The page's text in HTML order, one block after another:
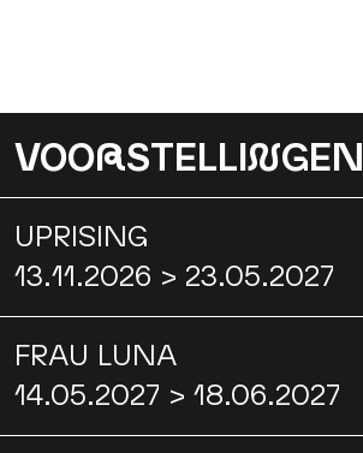
VOORSTELLINGEN
UPRISING
13.11.2026 > 23.05.2027
FRAU LUNA
14.05.2027 > 18.06.2027